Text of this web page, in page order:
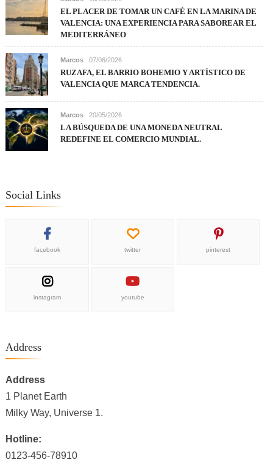
EL PLACER DE TOMAR UN CAFÉ EN LA MARINA DE
VALENCIA: UNA EXPERIENCIA PARA SABOREAR EL
MEDITERRÁNEO
Marcos 07/06/2026
RUZAFA, EL BARRIO BOHEMIO Y ARTÍSTICO DE
VALENCIA QUE MARCA TENDENCIA.
Marcos 20/05/2026
LA BÚSQUEDA DE UNA MONEDA NEUTRAL
REDEFINE EL COMERCIO MUNDIAL.
Social Links
facebook twitter pinterest
instagram youtube
Address
Address
1 Planet Earth
Milky Way, Universe 1.
Hotline:
0123-456-78910